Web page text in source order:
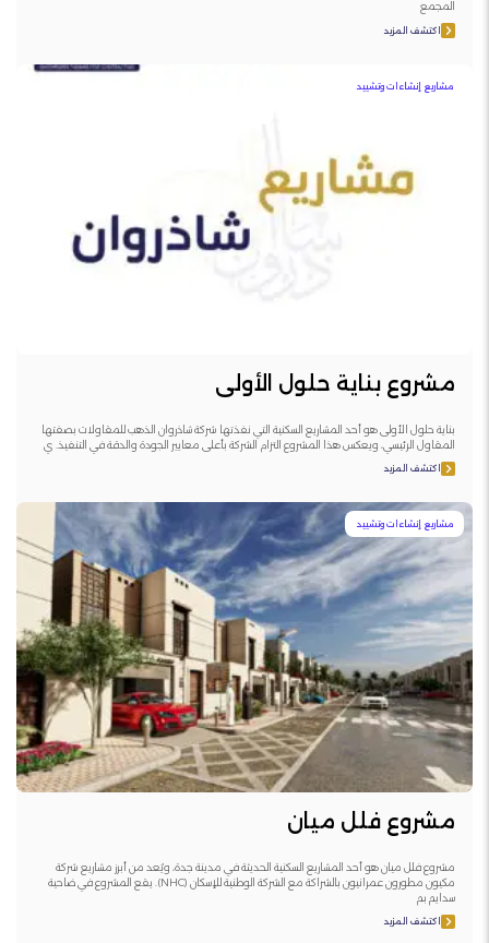
المجمع
اكتشف المزيد
مشاريع إنشاءات وتشييد
مشروع بناية حلول الأولى
بناية حلول الأولى هو أحد المشاريع السكنية التي نفذتها شركة شاذروان الذهب للمقاولات بصفتها
المقاول الرئيسي، ويعكس هذا المشروع التزام الشركة بأعلى معايير الجودة والدقة في التنفيذ. ي
اكتشف المزيد
مشاريع إنشاءات وتشييد
مشروع فلل ميان
مشروع فلل ميان هو أحد المشاريع السكنية الحديثة في مدينة جدة، ويُعد من أبرز مشاريع شركة
مكيون مطورون عمرانيون بالشراكة مع الشركة الوطنية للإسكان (NHC). يقع المشروع في ضاحية
سدايم بم
اكتشف المزيد